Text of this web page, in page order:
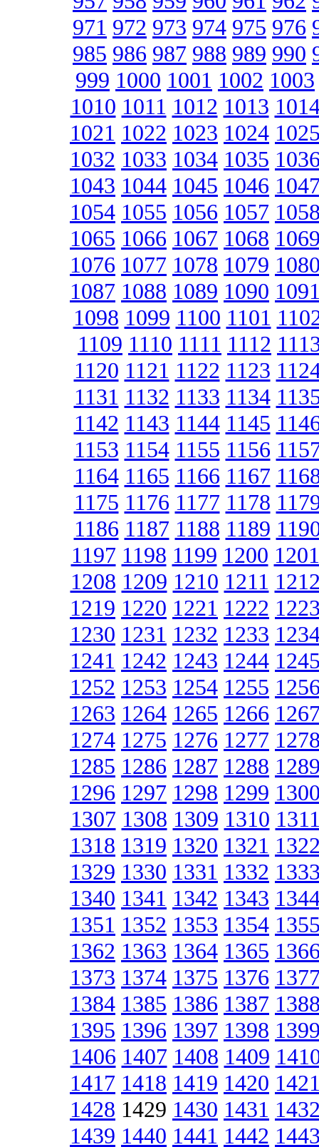
971 972 973 974 975 976
985 986 987 988 989 990
999 1000 1001 1002 1003
1010 1011 1012 1013
1021 1022 1023 1024
1032 1033 1034 1035
1043 1044 1045 1046
1054 1055 1056 1057
1065 1066 1067 1068
1076 1077 1078 1079
1087 1088 1089 1090
1098 1099 1100 1101
1109 1110 1111 1112
1120 1121 1122 1123
1131 1132 1133 1134
1142 1143 1144 1145
1153 1154 1155 1156
1164 1165 1166 1167
1175 1176 1177 1178
1186 1187 1188 1189
1197 1198 1199 1200 1201
1208 1209 1210 1211
1219 1220 1221 1222
1230 1231 1232 1233
1241 1242 1243 1244
1252 1253 1254 1255
1263 1264 1265 1266
1274 1275 1276 1277
1285 1286 1287 1288
1296 1297 1298 1299
1307 1308 1309 1310
1318 1319 1320 1321
1329 1330 1331 1332
1340 1341 1342 1343
1351 1352 1353 1354
1362 1363 1364 1365
1373 1374 1375 1376
1384 1385 1386 1387
1395 1396 1397 1398
1406 1407 1408 1409
1417 1418 1419 1420
1428 1429 1430 1431
1439 1440 1441 1442